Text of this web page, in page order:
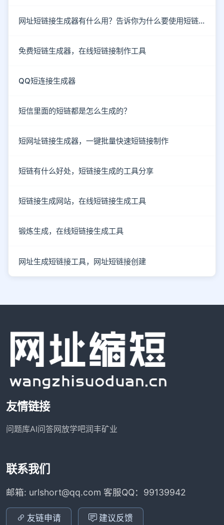
网址短链接生成器有什么用？告诉你为什么要使用短链接
免费短链生成器，在线短链接制作工具
QQ短连接生成器
短信里面的短链都是怎么生成的？
短网址链接生成器，一键批量快速短链接制作
短链有什么好处，短链接生成的工具分享
短链接生成网站，在线短链接生成工具
锻炼生成，在线短链接生成工具
网址生成短链接工具，网址短链接创建
友情链接
问题库AI问答网放学吧润丰矿业
联系我们
邮箱: urlshort@qq.com 客服QQ：99139942
友链申请 建议反馈